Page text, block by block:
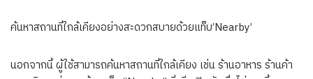
ค้นหาสถานที่ใกล้เคียงอย่างสะดวกสบายด้วยแท็บ’Nearby’
นอกจากนี้ ผู้ใช้สามารถค้นหาสถานที่ใกล้เคียง เช่น ร้านอาหาร ร้านค้า